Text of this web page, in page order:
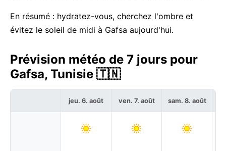
En résumé : hydratez-vous, cherchez l'ombre et
évitez le soleil de midi à Gafsa aujourd'hui.
Prévision météo de 7 jours pour
Gafsa, Tunisie 🇹🇳
jeu. 6. août ven. 7. août sam. 8. août